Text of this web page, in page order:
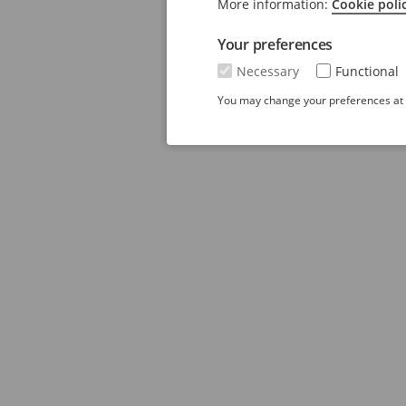
More information: Cookie
Your preferences
Necessary Functional
You may change your preferences